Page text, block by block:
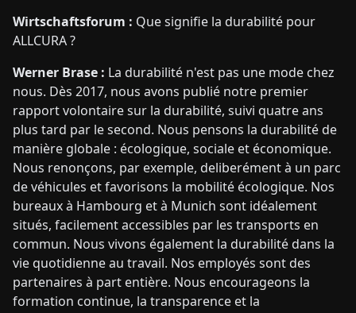
Wirtschaftsforum : Que signifie la durabilité pour
ALLCURA ?
Werner Brase : La durabilité n'est pas une mode chez
nous. Dès 2017, nous avons publié notre premier
rapport volontaire sur la durabilité, suivi quatre ans
plus tard par le second. Nous pensons la durabilité de
manière globale : écologique, sociale et économique.
Nous renonçons, par exemple, deliberément à un parc
de véhicules et favorisons la mobilité écologique. Nos
bureaux à Hambourg et à Munich sont idéalement
situés, facilement accessibles par les transports en
commun. Nous vivons également la durabilité dans la
vie quotidienne au travail. Nos employés sont des
partenaires à part entière. Nous encourageons la
formation continue, la transparence et la